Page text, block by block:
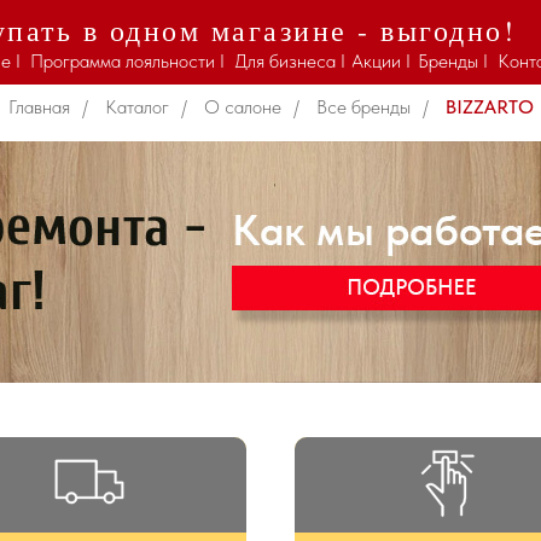
в одном магазине - выгодно!
Бренды I
Акции I
Для бизнеса I
Программа лояльности I
I
BIZZARTO
Главная / Каталог / О салоне / Все бренды / BIZZARTO